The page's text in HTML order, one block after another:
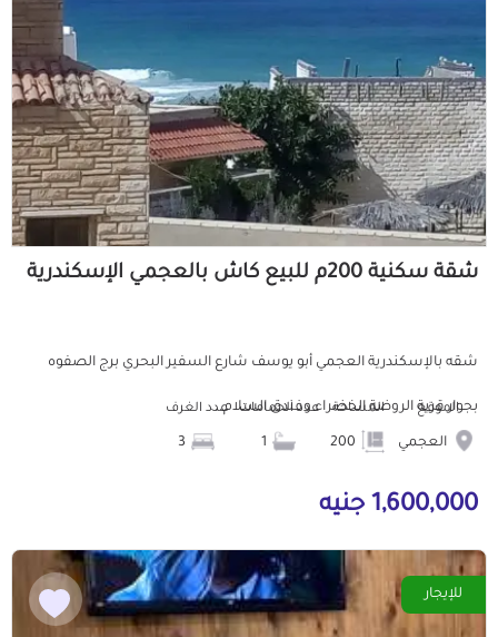
شقة سكنية 200م للبيع كاش بالعجمي الإسكندرية
شقه بالإسكندرية العجمي أبو يوسف شارع السفير البحري برج الصفوه
بجوار قرية الروضة الخضراء وفندق السلام...
الموقع
العجمي
المساحة عدد الحمامات عدد الغرف
1,600,000 جنيه
للإيجار